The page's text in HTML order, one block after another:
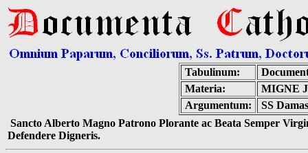
Tabulinum:
Materia:
MIGNE
Argumentum:
SS
Sancto Alberto Magno Patrono Plorante ac Beata Semper
Defendere Digneris.